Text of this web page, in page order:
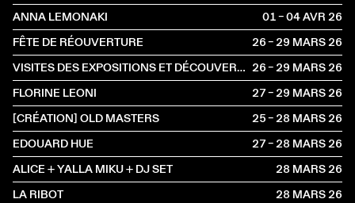
ANNA LEMONAKI
01 – 04 AVR2026
FÊTE DE RÉOUVERTURE
26 – 29 MARS2026
VISITES DES EXPOSITIONS ET DÉCOUVERTE DU BÂTIMENT 26 – 29 MARS2026
FLORINE LEONI
27 – 29 MARS2026
[CRÉATION] OLD MASTERS
25 – 28 MARS2026
EDOUARD HUE
27 – 28 MARS2026
ALICE + YALLA MIKU + DJ SET
28 MARS2026
LA RIBOT
28 MARS2026